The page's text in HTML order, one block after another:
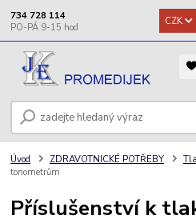
CZK
734 728 114
Úvod ZDRAVOTNICKÉ POTŘEBY
tonometrům
Příslušenství k